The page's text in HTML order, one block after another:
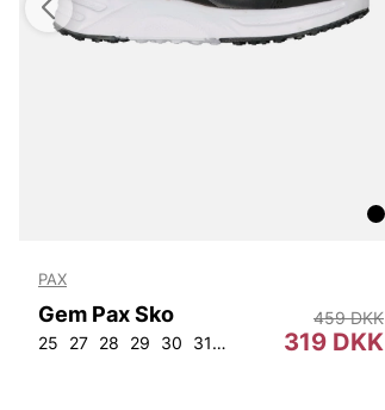
PAX
Gem Pax Sko
25 27 28 29 30 31 32 35 22 23
319 DKK
459 DKK